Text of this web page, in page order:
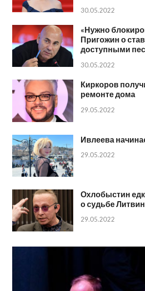
30.05.2022
«Нужно
Пригожин о
доступными
30.05.2022
Киркоров
ремонте дома
29.05.2022
Ивлеева
29.05.2022
Охлобыстин
о судьбе
29.05.2022